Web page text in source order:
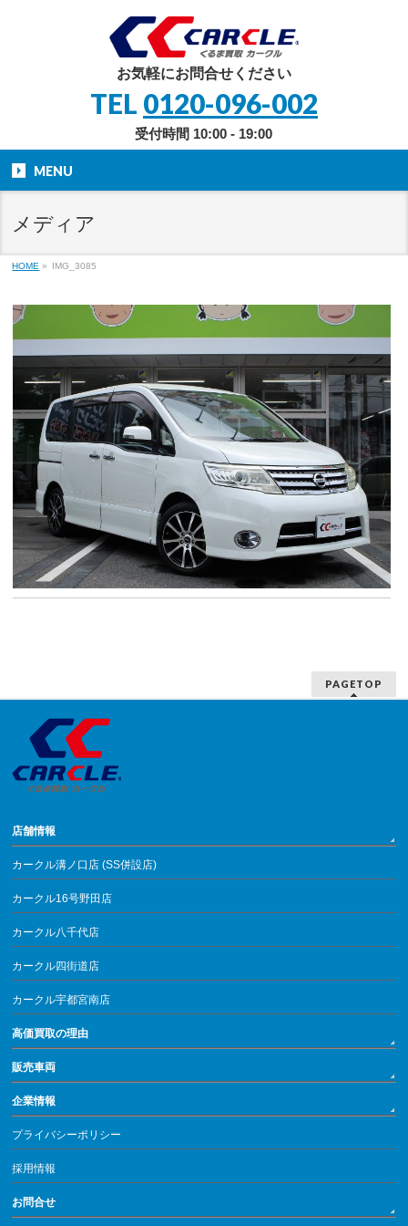
お気軽にお問合せください
TEL 0120-096-002
受付時間 10:00 - 19:00
MENU
メディア
HOME » IMG_3085
PAGETOP
店舗情報
カークル溝ノ口店 (SS併設店)
カークル16号野田店
カークル八千代店
カークル四街道店
カークル宇都宮南店
高価買取の理由
販売車両
企業情報
プライバシーポリシー
採用情報
お問合せ